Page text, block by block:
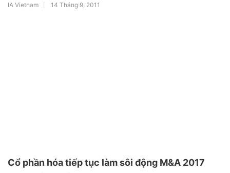
IA Vietnam 14 Tháng 9, 2011
Cổ phần hóa tiếp tục làm sôi động M&A 2017